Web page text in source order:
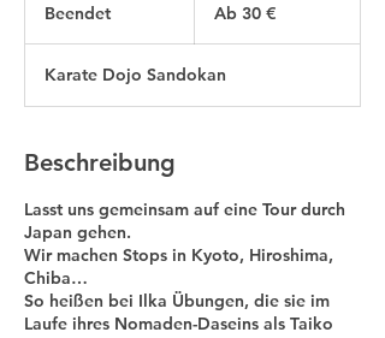
Beendet
n
d
t
EuroAb 30 €
Karate Dojo Sandokan
Beschreibung
Lasst uns gemeinsam auf eine Tour durch
Japan gehen.
Wir machen Stops in Kyoto, Hiroshima,
Chiba…
So heißen bei Ilka Übungen, die sie im
Laufe ihres Nomaden-Daseins als Taiko